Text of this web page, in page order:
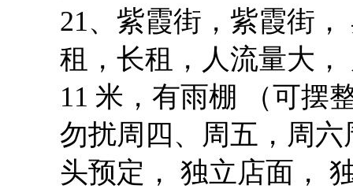
21、紫霞街，紫霞街
租，长租，人流量大，
11 米，有雨棚 （可摆
勿扰周四、周五，周
头预定， 独立店面，